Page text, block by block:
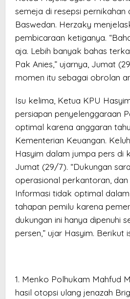
semeja di resepsi pernikahan
Baswedan. Herzaky
pembicaraan ketiganya.
aja. Lebih banyak bahas
Pak Anies,” ujarnya, Jumat
momen itu sebagai obrolan
Isu kelima, Ketua KPU
persiapan penyelenggaraan
optimal karena anggaran
Kementerian Keuangan.
Hasyim dalam jumpa pers di
Jumat (29/7). “Dukungan
operasional perkantoran,
Informasi tidak optimal
tahapan pemilu karena
dukungan ini hanya dipenuhi
persen,” ujar Hasyim. Berikut
1. Menko Polhukam Mahfud
hasil otopsi ulang jenazah